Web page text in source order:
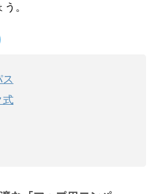
。
式